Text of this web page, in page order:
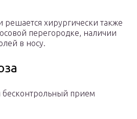
решается хирургически также
перегородке, наличии
в носу.
прием